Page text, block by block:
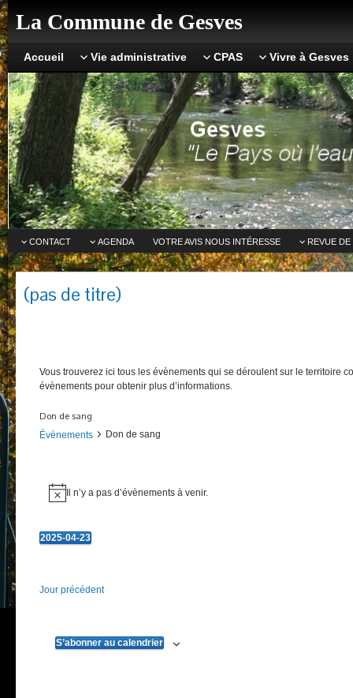
La Commune de Gesves
Accueil Vie administrative CPAS Vivre à Gesves
CONTACT AGENDA VOTRE AVIS NOUS INTÉRESSE REVUE DE
(pas de titre)
Vous trouverez ici tous les évènements qui se déroulent sur le territoire
évènements pour obtenir plus d’informations.
Don de sang
Évènements Don de sang
Évènements
23
Notice
Il n’y a pas d’évènements à venir.
2025-04-23
Jour précédent
S’abonner au calendrier